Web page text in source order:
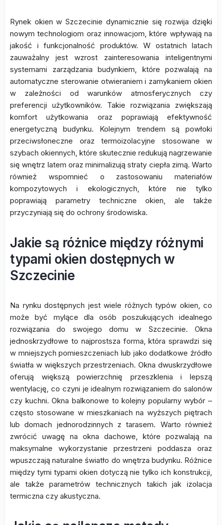
Rynek okien w Szczecinie dynamicznie się rozwija dzięki
nowym technologiom oraz innowacjom, które wpływają na
jakość i funkcjonalność produktów. W ostatnich latach
zauważalny jest wzrost zainteresowania inteligentnymi
systemami zarządzania budynkiem, które pozwalają na
automatyczne sterowanie otwieraniem i zamykaniem okien
w zależności od warunków atmosferycznych czy
preferencji użytkowników. Takie rozwiązania zwiększają
komfort użytkowania oraz poprawiają efektywność
energetyczną budynku. Kolejnym trendem są powłoki
przeciwsłoneczne oraz termoizolacyjne stosowane w
szybach okiennych, które skutecznie redukują nagrzewanie
się wnętrz latem oraz minimalizują straty ciepła zimą. Warto
również wspomnieć o zastosowaniu materiałów
kompozytowych i ekologicznych, które nie tylko
poprawiają parametry techniczne okien, ale także
przyczyniają się do ochrony środowiska.
Jakie są różnice między różnymi
typami okien dostępnych w
Szczecinie
Na rynku dostępnych jest wiele różnych typów okien, co
może być mylące dla osób poszukujących idealnego
rozwiązania do swojego domu w Szczecinie. Okna
jednoskrzydłowe to najprostsza forma, która sprawdzi się
w mniejszych pomieszczeniach lub jako dodatkowe źródło
światła w większych przestrzeniach. Okna dwuskrzydłowe
oferują większą powierzchnię przeszklenia i lepszą
wentylację, co czyni je idealnym rozwiązaniem do salonów
czy kuchni. Okna balkonowe to kolejny popularny wybór –
często stosowane w mieszkaniach na wyższych piętrach
lub domach jednorodzinnych z tarasem. Warto również
zwrócić uwagę na okna dachowe, które pozwalają na
maksymalne wykorzystanie przestrzeni poddasza oraz
wpuszczają naturalne światło do wnętrza budynku. Różnice
między tymi typami okien dotyczą nie tylko ich konstrukcji,
ale także parametrów technicznych takich jak izolacja
termiczna czy akustyczna.